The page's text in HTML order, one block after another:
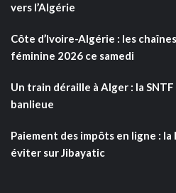
vers l’Algérie
Côte d’Ivoire-Algérie : les
féminine 2026 ce samedi
Un train déraille à Alger : la
banlieue
Paiement des impôts en ligne :
éviter sur Jibayatic